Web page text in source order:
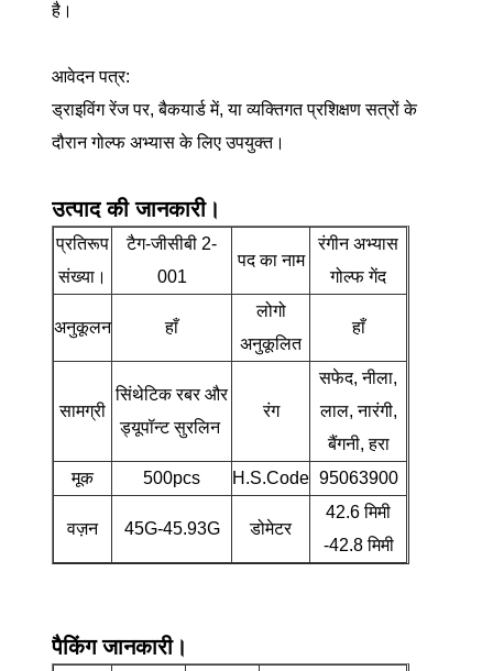
है।
आवेदन पत्र:
ड्राइविंग रेंज पर, बैकयार्ड में, या व्यक्तिगत प्रशिक्षण सत्रों के
दौरान गोल्फ अभ्यास के लिए उपयुक्त।
उत्पाद की जानकारी।
प्रतिरूप
संख्या।
टैग-जीसीबी 2-
001
पद का नाम
रंगीन अभ्यास
गोल्फ गेंद
अनुकूलन हाँ
लोगो
अनुकूलित
हाँ
सामग्री
सिंथेटिक रबर और
ड्यूपॉन्ट सुरलिन
रंग
सफेद, नीला,
लाल, नारंगी,
बैंगनी, हरा
मूक
500pcs H.S.Code 95063900
वज़न 45G-45.93G डोमेटर
42.6 मिमी
-42.8 मिमी
पैकिंग जानकारी।